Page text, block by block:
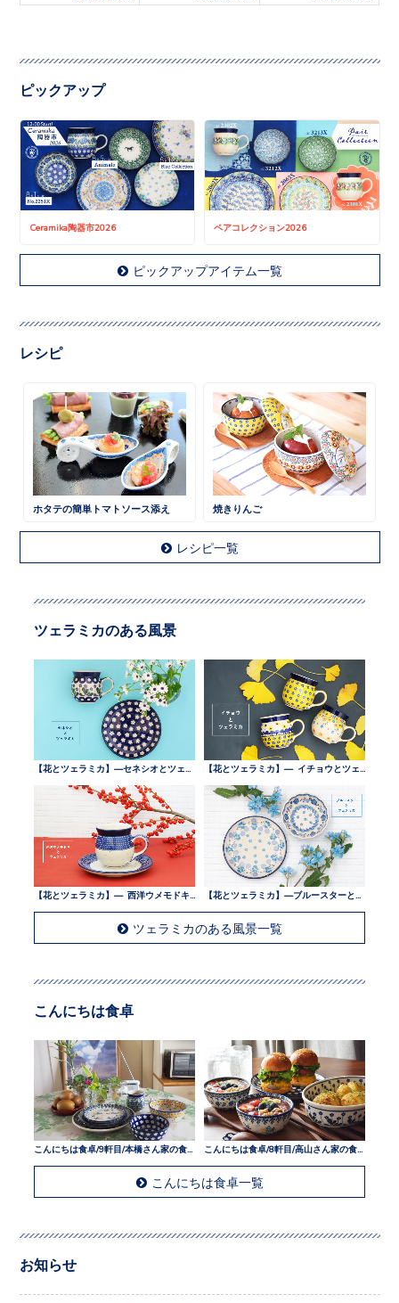
ピックアップ
Ceramika陶器市2026 ペアコレクション2026
ピックアップアイテム一覧
レシピ
ホタテの簡単トマトソース添え 焼きりんご
レシピ一覧
ツェラミカのある風景
ツェラミカのある風景一覧
こんにちは食卓
こんにちは食卓/9軒目/本橋さん家の食卓
こんにちは食卓一覧
お知らせ